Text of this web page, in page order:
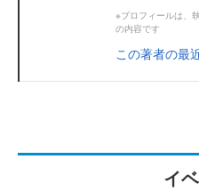
※プロフィールは、
の内容です
この著者の最
イ